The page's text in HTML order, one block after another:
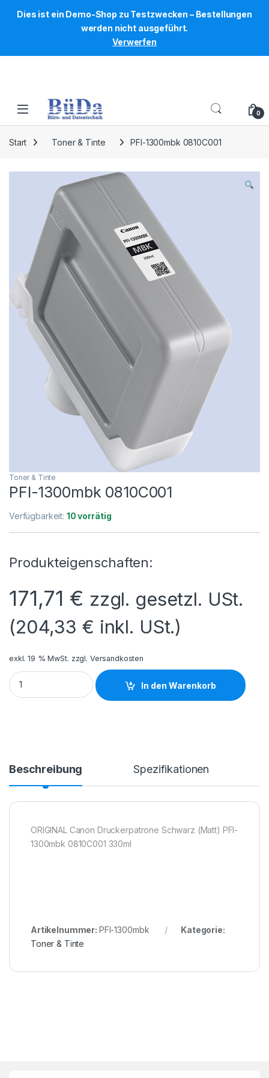
Verkauf nur an Unternehmer, Gewerbetreibende, Freiberufler und
öffentliche Institutionen. Kein Verkauf an Verbraucher i. S. d. § 13
BGB.
Dies ist ein Demo-Shop zu Testzwecken – Bestellungen
werden nicht ausgeführt.
Verwerfen
Zur Navigation springen
Zum Inhalt springen
0
Start Toner & Tinte PFI-1300mbk 0810C001
Toner & Tinte
PFI-1300mbk 0810C001
Verfügbarkeit: 10 vorrätig
Produkteigenschaften:
171,71 € zzgl. gesetzl. USt.
(204,33 € inkl. USt.)
exkl. 19 % MwSt. zzgl. Versandkosten
PFI-1300mbk 0810C001 Menge
In den Warenkorb
Beschreibung Spezifikationen
ORIGINAL Canon Druckerpatrone Schwarz (Matt) PFI-
1300mbk 0810C001 330ml
Artikelnummer: PFI-1300mbk
Kategorie:
Toner & Tinte